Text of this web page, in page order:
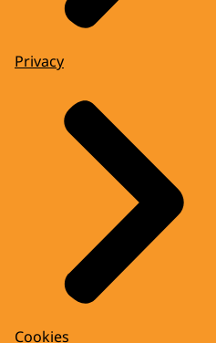
Privacy
Cookies